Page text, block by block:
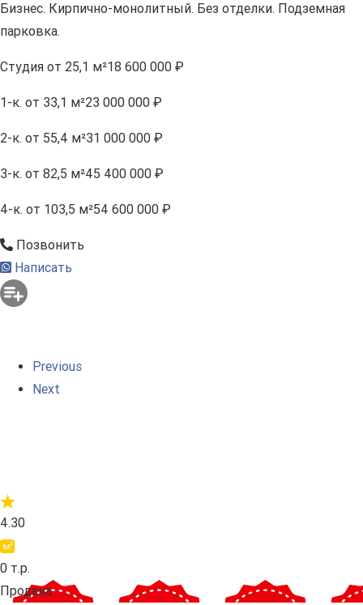
Бизнес. Кирпично-монолитный. Без отделки. Подземная
парковка.
Студия от 25,1 м²18 600 000 ₽
1-к. от 33,1 м²23 000 000 ₽
2-к. от 55,4 м²31 000 000 ₽
3-к. от 82,5 м²45 400 000 ₽
4-к. от 103,5 м²54 600 000 ₽
Позвонить
Написать
Previous
Next
4.30
0 т.р.
Продана